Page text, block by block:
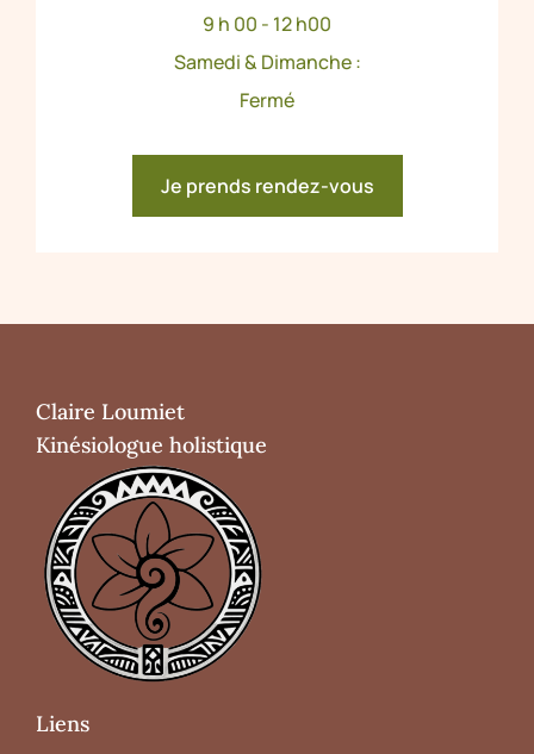
9 h 00 - 12 h00
Samedi & Dimanche :
Fermé
Je prends rendez-vous
Claire Loumiet
Kinésiologue holistique
Liens